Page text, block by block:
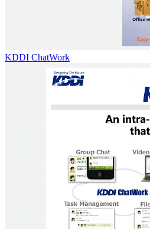
KDDI ChatWork